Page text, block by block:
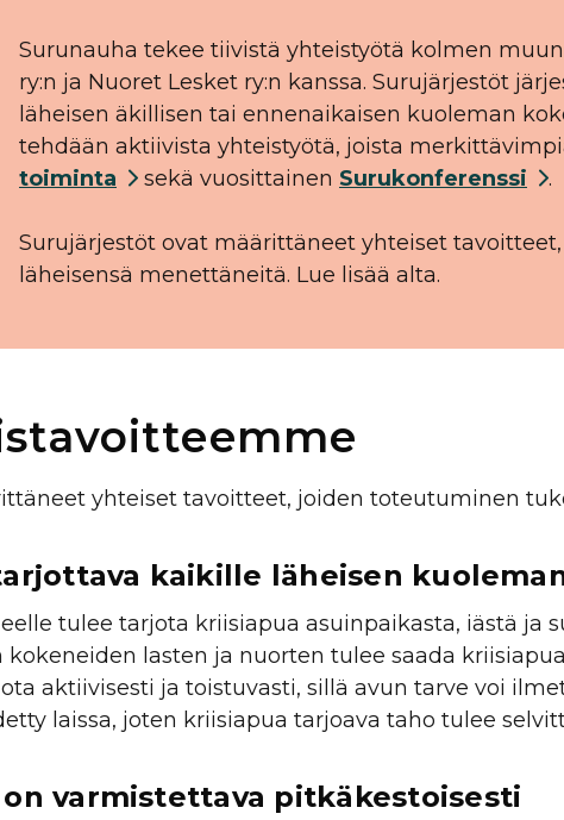
Surunauha tekee tiivistä yhteistyötä kolmen
ry:n ja Nuoret Lesket ry:n kanssa. Surujärjestöt
läheisen äkillisen tai ennenaikaisen kuoleman
tehdään aktiivista yhteistyötä, joista
toiminta
sekä vuosittainen Surukonferenssi .
Surujärjestöt ovat määrittäneet yhteiset
läheisensä menettäneitä. Lue lisää alta.
yhteiset tavoitteet, joiden toteutuminen
kaikille läheisen
tulee tarjota kriisiapua asuinpaikasta, iästä
kokeneiden lasten ja nuorten tulee saada
aktiivisesti ja toistuvasti, sillä avun tarve voi
laissa, joten kriisiapua tarjoava taho tulee
varmistettava pitkäkestoisesti